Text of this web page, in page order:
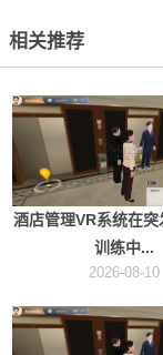
相关推荐
酒店管理VR系统在突
训练中...
2026-08-10